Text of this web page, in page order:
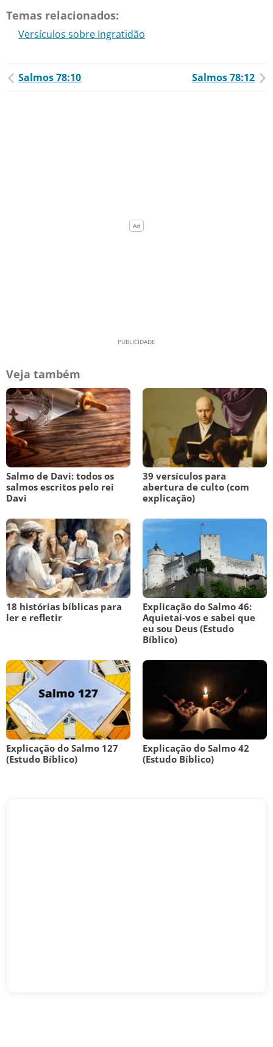
Temas relacionados:
Versículos sobre Ingratidão
Salmos 78:10 Salmos 78:12
Veja também
Salmo de Davi: todos os
salmos escritos pelo rei
Davi
39 versículos para
abertura de culto (com
explicação)
18 histórias bíblicas para
ler e refletir
Explicação do Salmo 46:
Aquietai-vos e sabei que
eu sou Deus (Estudo
Bíblico)
Explicação do Salmo 127
(Estudo Bíblico)
Explicação do Salmo 42
(Estudo Bíblico)